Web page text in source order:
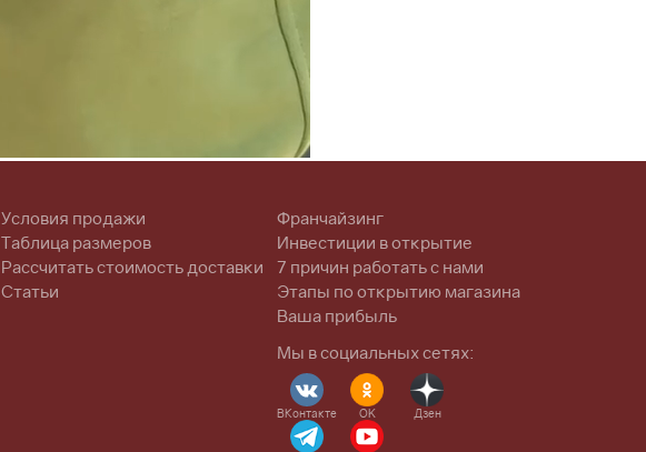
Условия продажи
Таблица размеров
Рассчитать стоимость доставки
Статьи
Франчайзинг
Инвестиции в открытие
7 причин работать с нами
Этапы по открытию магазина
Ваша прибыль
Мы в социальных сетях:
ВКонтакте OK Дзен